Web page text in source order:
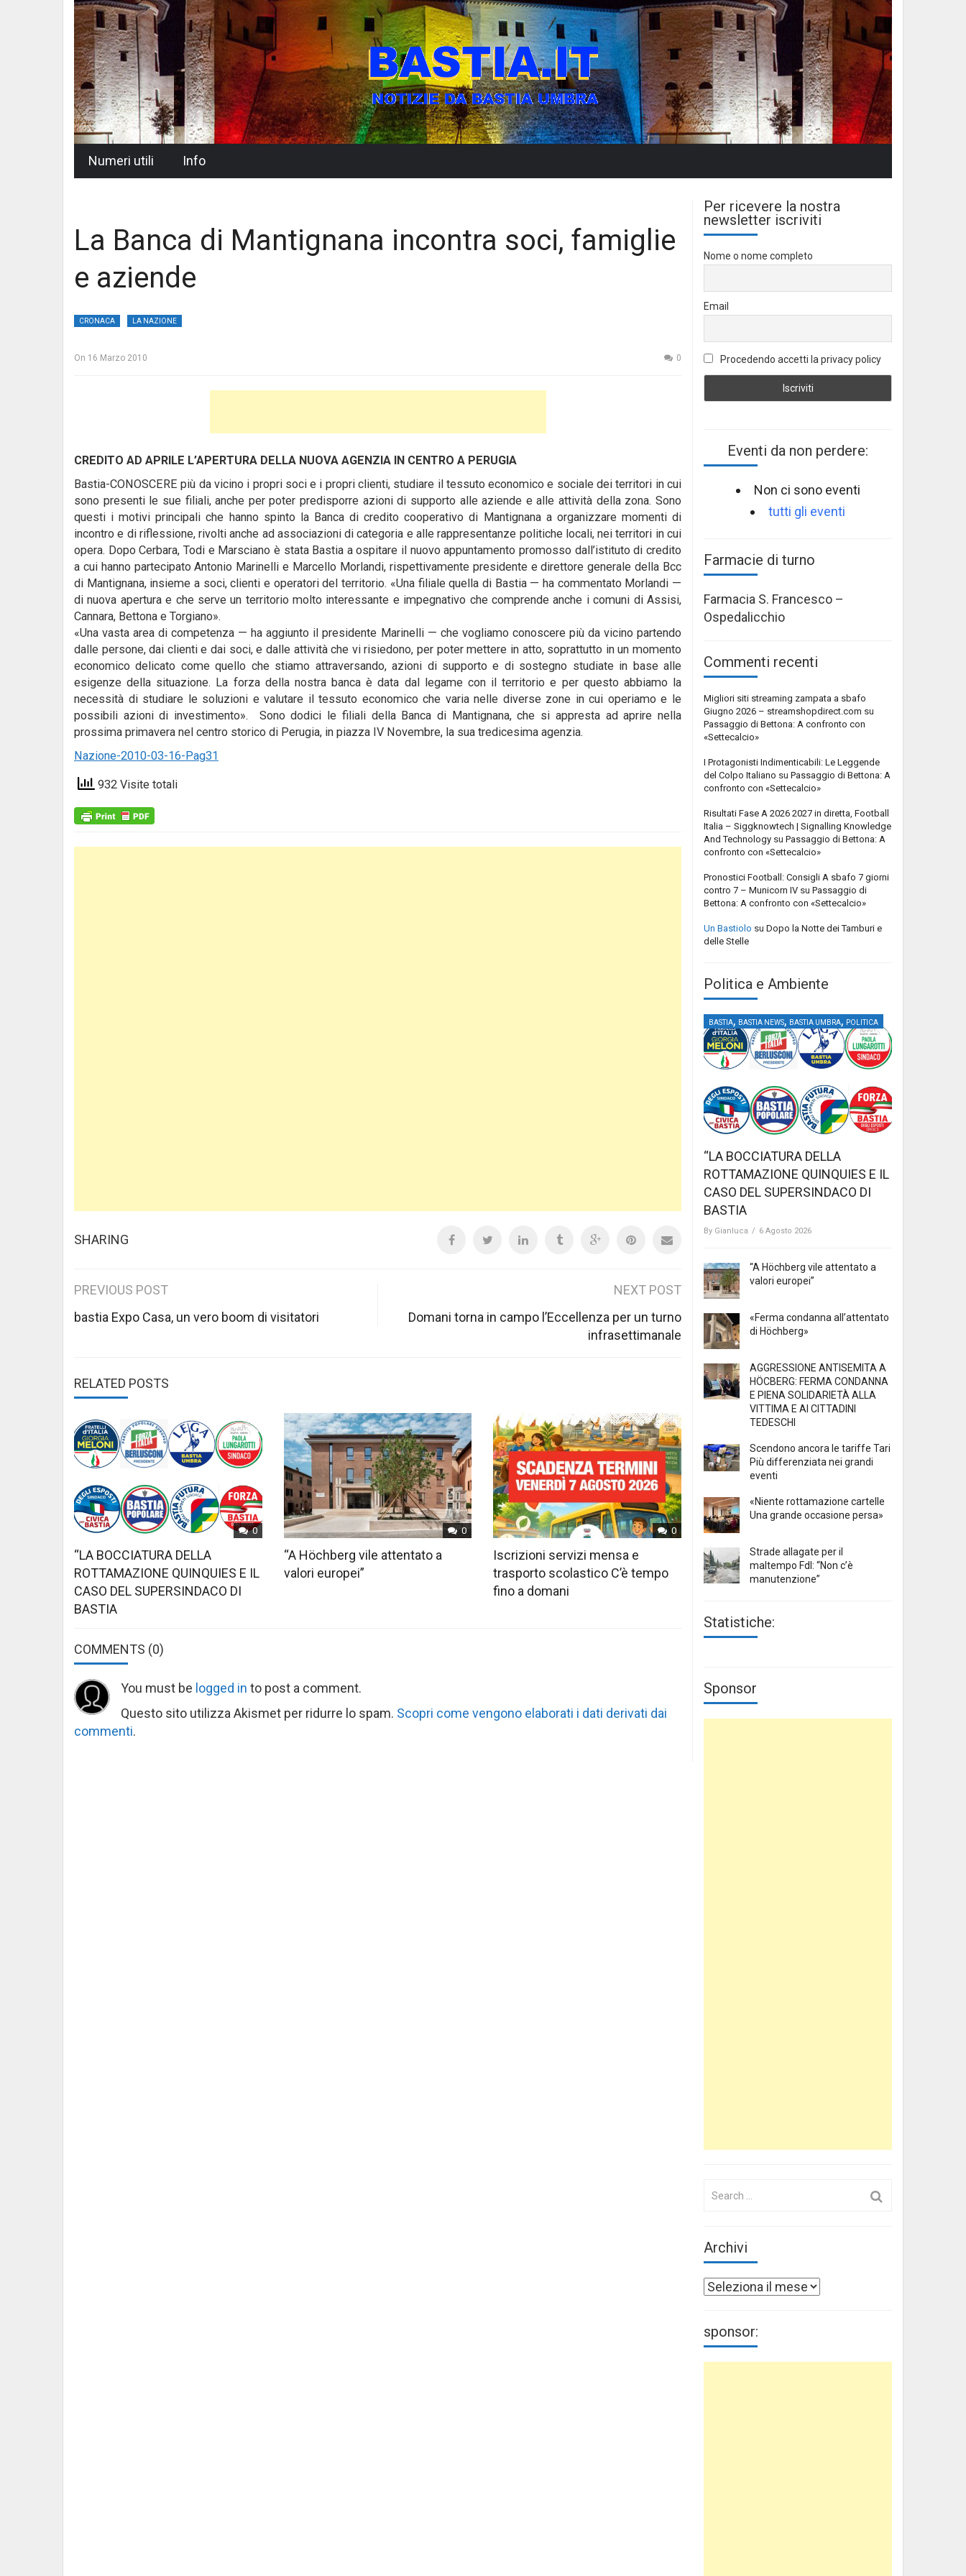
Numeri utili Info
La Banca di Mantignana incontra soci, famiglie
e aziende
CRONACA LA NAZIONE
On 16 Marzo 2010 0
CREDITO AD APRILE L’APERTURA DELLA NUOVA AGENZIA IN CENTRO A PERUGIA
Bastia-CONOSCERE più da vicino i propri soci e i propri clienti, studiare il tessuto economico e sociale dei territori in cui
sono presenti le sue filiali, anche per poter predisporre azioni di supporto alle aziende e alle attività della zona. Sono
questi i motivi principali che hanno spinto la Banca di credito cooperativo di Mantignana a organizzare momenti di
incontro e di riflessione, rivolti anche ad associazioni di categoria e alle rappresentanze politiche locali, nei territori in cui
opera. Dopo Cerbara, Todi e Marsciano è stata Bastia a ospitare il nuovo appuntamento promosso dall’istituto di credito
a cui hanno partecipato Antonio Marinelli e Marcello Morlandi, rispettivamente presidente e direttore generale della Bcc
di Mantignana, insieme a soci, clienti e operatori del territorio. «Una filiale quella di Bastia — ha commentato Morlandi —
di nuova apertura e che serve un territorio molto interessante e impegnativo che comprende anche i comuni di Assisi,
Cannara, Bettona e Torgiano».
«Una vasta area di competenza — ha aggiunto il presidente Marinelli — che vogliamo conoscere più da vicino partendo
dalle persone, dai clienti e dai soci, e dalle attività che vi risiedono, per poter mettere in atto, soprattutto in un momento
economico delicato come quello che stiamo attraversando, azioni di supporto e di sostegno studiate in base alle
esigenze della situazione. La forza della nostra banca è data dal legame con il territorio e per questo abbiamo la
necessità di studiare le soluzioni e valutare il tessuto economico che varia nelle diverse zone in cui operiamo e le
possibili azioni di investimento». Sono dodici le filiali della Banca di Mantignana, che si appresta ad aprire nella
prossima primavera nel centro storico di Perugia, in piazza IV Novembre, la sua tredicesima agenzia.
Nazione-2010-03-16-Pag31
932 Visite totali
SHARING
Post
navigation
PREVIOUS POST
bastia Expo Casa, un vero boom di visitatori
NEXT POST
Domani torna in campo l’Eccellenza per un turno
infrasettimanale
RELATED POSTS
0
“LA BOCCIATURA DELLA
ROTTAMAZIONE QUINQUIES E IL
CASO DEL SUPERSINDACO DI
BASTIA
0
“A Höchberg vile attentato a
valori europei”
0
Iscrizioni servizi mensa e
trasporto scolastico C’è tempo
fino a domani
COMMENTS (0)
You must be logged in to post a comment.
Questo sito utilizza Akismet per ridurre lo spam. Scopri come vengono elaborati i dati derivati dai
commenti.
Per ricevere la nostra
newsletter iscriviti
Nome o nome completo
Email
Procedendo accetti la privacy policy
Eventi da non perdere:
Non ci sono eventi
tutti gli eventi
Farmacie di turno
Farmacia S. Francesco –
Ospedalicchio
Commenti recenti
Migliori siti streaming zampata a sbafo
Giugno 2026 – streamshopdirect.com su
Passaggio di Bettona: A confronto con
«Settecalcio»
I Protagonisti Indimenticabili: Le Leggende
del Colpo Italiano su Passaggio di Bettona: A
confronto con «Settecalcio»
Risultati Fase A 2026 2027 in diretta, Football
Italia – Siggknowtech | Signalling Knowledge
And Technology su Passaggio di Bettona: A
confronto con «Settecalcio»
Pronostici Football: Consigli A sbafo 7 giorni
contro 7 – Municorn IV su Passaggio di
Bettona: A confronto con «Settecalcio»
Un Bastiolo su Dopo la Notte dei Tamburi e
delle Stelle
Politica e Ambiente
BASTIA, BASTIA NEWS, BASTIA UMBRA, POLITICA
“LA BOCCIATURA DELLA
ROTTAMAZIONE QUINQUIES E IL
CASO DEL SUPERSINDACO DI
BASTIA
By Gianluca / 6 Agosto 2026
“A Höchberg vile attentato a
valori europei”
«Ferma condanna all’attentato
di Höchberg»
AGGRESSIONE ANTISEMITA A
HÖCBERG: FERMA CONDANNA
E PIENA SOLIDARIETÀ ALLA
VITTIMA E AI CITTADINI
TEDESCHI
Scendono ancora le tariffe Tari
Più differenziata nei grandi
eventi
«Niente rottamazione cartelle
Una grande occasione persa»
Strade allagate per il
maltempo FdI: “Non c’è
manutenzione”
Statistiche:
Sponsor
Archivi
Archivi
sponsor: